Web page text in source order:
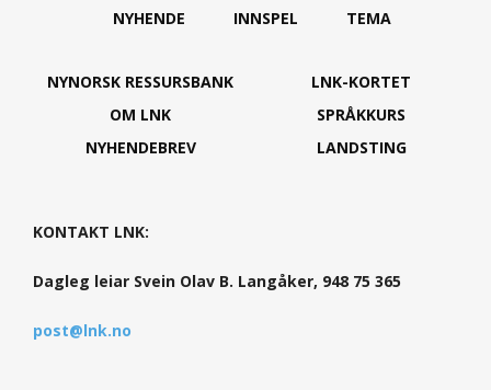
NYHENDE INNSPEL TEMA
NYNORSK RESSURSBANK
OM LNK
NYHENDEBREV
LNK-KORTET
SPRÅKKURS
LANDSTING
KONTAKT LNK:
Dagleg leiar Svein Olav B. Langåker, 948 75 365
post@lnk.no